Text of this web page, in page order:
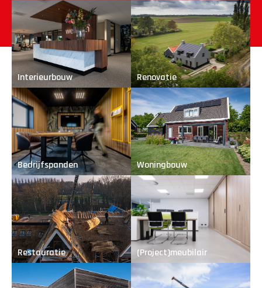
Interieurbouw Renovatie
Bedrijfspanden Woningbouw
Restauratie (Project)meubilair